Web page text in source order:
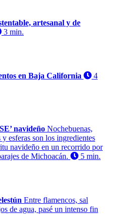
artesanal y de
3 min.
en Baja California
4
navideño Nochebuenas,
esferas son los ingredientes
navideño en un recorrido por
de Michoacán.
5 min.
Entre flamencos, sal
de agua, pasé un intenso fin